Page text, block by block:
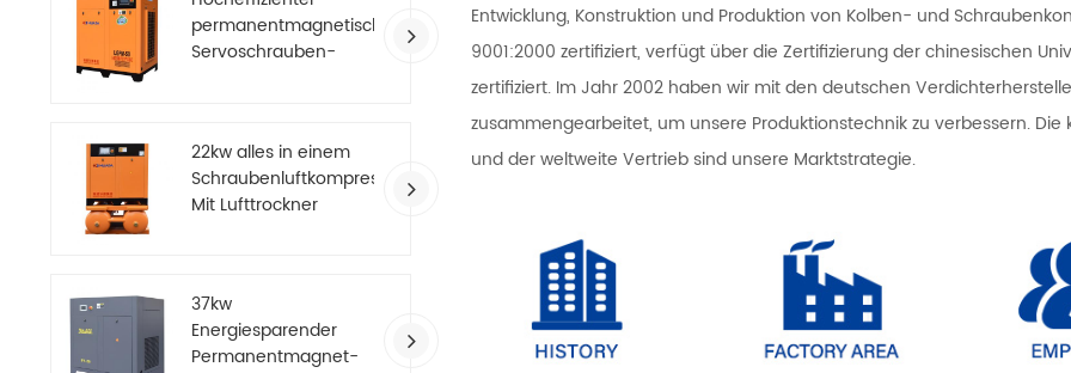
permanentmagnetischer
Servoschrauben-
22kw alles in einem
Schraubenluftkompressor
Mit Lufttrockner
37kw
Energiesparender
Permanentmagnet-
Entwicklung, Konstruktion und Produktion von Kolben- und
9001:2000 zertifiziert, verfügt über die Zertifizierung der chinesischen
zertifiziert. Im Jahr 2002 haben wir mit den deutschen
zusammengearbeitet, um unsere Produktionstechnik zu verbessern.
und der weltweite Vertrieb sind unsere Marktstrategie.